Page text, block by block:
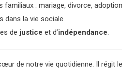
familiaux : mariage, divorce,
dans la vie sociale.
de justice et d’indépendance.
de notre vie quotidienne. Il régit